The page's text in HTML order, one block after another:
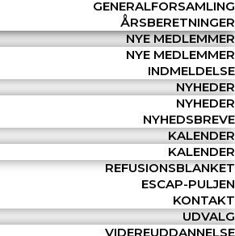
GENERALFORSAMLING
ÅRSBERETNINGER
NYE MEDLEMMER
NYE MEDLEMMER
INDMELDELSE
NYHEDER
NYHEDER
NYHEDSBREVE
KALENDER
KALENDER
REFUSIONSBLANKET
ESCAP-PULJEN
KONTAKT
UDVALG
VIDEREUDDANNELSE